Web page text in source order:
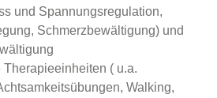
und Spannungsregulation,
Schmerzbewältigung) und
( u.a.
Walking,